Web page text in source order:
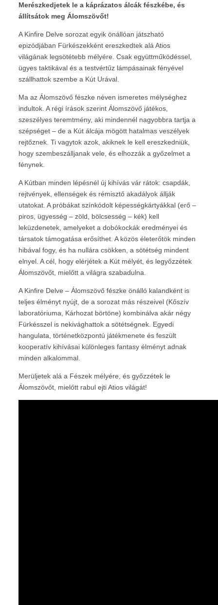
Merészkedjetek le a káprázatos álcák fészkébe, és
állítsátok meg Álomszövőt!
A Kinfire Delve sorozat egyik önállóan játszható
epizódjában Fürkészekként ereszkedtek alá Atios
világának legsötétebb mélyére. Csak együttműködéssel,
ügyes taktikával és a testvértűz lámpásainak fényével
szállhattok szembe a Kút Urával.
Ma az Álomszövő fészke néven ismeretes mélységhez
indultok. A régi írások szerint Álomszövő játékos,
szeszélyes teremtmény, aki mindennél nagyobbra tartja a
szépséget – de a Kút álcája mögött hatalmas veszélyek
rejtőznek. Ti vagytok azok, akiknek le kell ereszkedniük,
hogy szembeszálljanak vele, és elhozzák a győzelmet a
fénynek.
A Kútban minden lépésnél új kihívás vár rátok: csapdák,
rejtvények, ellenségek és rémisztő akadályok állják
utatokat. A próbákat színkódolt képességkártyákkal (erő –
piros, ügyesség – zöld, bölcsesség – kék) kell
leküzdenetek, amelyeket a dobókockák eredményei és
társatok támogatása erősíthet. A közös életerőtök minden
hibával fogy, és ha nullára csökken, a sötétség mindent
elnyel. A cél, hogy elérjétek a Kút mélyét, és legyőzzétek
Álomszövőt, mielőtt a világra szabadulna.
A Kinfire Delve – Álomszövő fészke önálló kalandként is
teljes élményt nyújt, de a sorozat más részeivel (Kőszív
laboratóriuma, Kárhozat börtöne) kombinálva akár négy
Fürkésszel is nekivághattok a sötétségnek. Egyedi
hangulata, történetközpontú játékmenete és feszült
kooperatív kihívásai különleges fantasy élményt adnak
minden alkalommal.
Merüljetek alá a Fészek mélyére, és győzzétek le
Álomszövőt, mielőtt rabul ejti Atios világát!